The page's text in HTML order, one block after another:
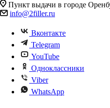
Пункт выдачи в городе
info@2filler.ru
Вконтакте
Telegram
YouTube
Одноклассники
Viber
WhatsApp